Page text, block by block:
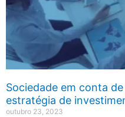
Sociedade em conta
estratégia de
outubro 23, 2023